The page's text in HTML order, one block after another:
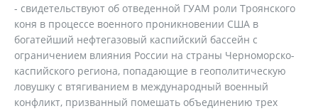
- свидетельствуют об отведенной ГУАМ роли Троянского
коня в процессе военного проникновении США в
богатейший нефтегазовый каспийский бассейн с
ограничением влияния России на страны Черноморско-
каспийского региона, попадающие в геополитическую
ловушку с втягиванием в международный военный
конфликт, призванный помешать объединению трех